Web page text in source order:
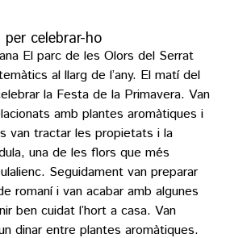
celebrar-ho
El parc de les Olors del Serrat
al llarg de l’any. El matí del
la Festa de la Primavera. Van
amb plantes aromàtiques i
van tractar les propietats i la
una de les flors que més
Seguidament van preparar
romaní i van acabar amb algunes
ben cuidat l’hort a casa. Van
dinar entre plantes aromàtiques.